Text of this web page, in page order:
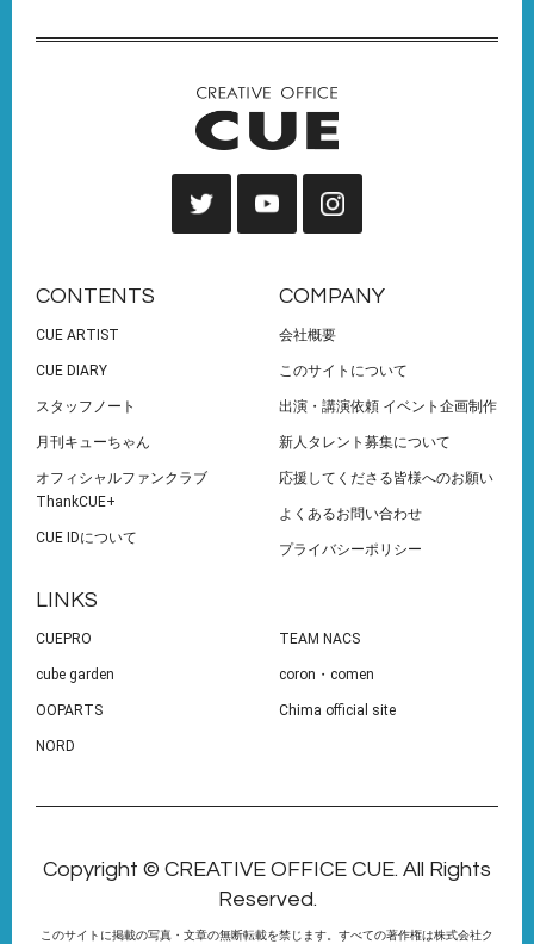
CONTENTS
CUE ARTIST
CUE DIARY
スタッフノート
月刊キューちゃん
オフィシャルファンクラブ
ThankCUE+
CUE IDについて
COMPANY
会社概要
このサイトについて
出演・講演依頼 イベント企画制作
新人タレント募集について
応援してくださる皆様へのお願い
よくあるお問い合わせ
プライバシーポリシー
LINKS
CUEPRO TEAM NACS
cube garden coron・comen
OOPARTS Chima official site
NORD
Copyright © CREATIVE OFFICE CUE. All Rights
Reserved.
このサイトに掲載の写真・文章の無断転載を禁じます。すべての著作権は株式会社ク